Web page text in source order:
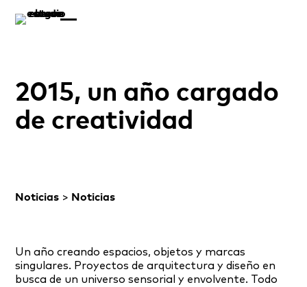
2015, un año cargado
de creatividad
Noticias > Noticias
Un año creando espacios, objetos y marcas
singulares. Proyectos de arquitectura y diseño en
busca de un universo sensorial y envolvente. Todo